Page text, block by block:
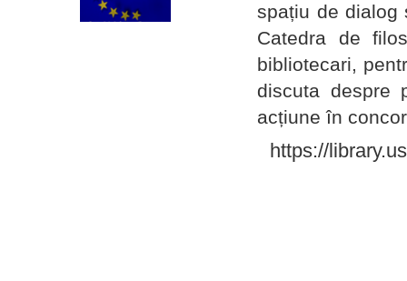
spațiu de dialog
Catedra de
bibliotecari,
discuta despre
acțiune în
https://